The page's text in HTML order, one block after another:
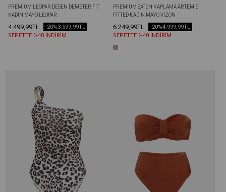
PREMIUM LEOPAR DESEN DEMETER FIT
KADIN MAYO LEOPAR
4.499,99TL 3.599,99TL
-20%
SEPETTE %40 İNDİRİM
PREMIUM SATEN KAPLAMA ARTEMIS
FITTED KADIN MAYO VIZON
6.249,99TL 4.999,99TL
-20%
SEPETTE %40 İNDİRİM